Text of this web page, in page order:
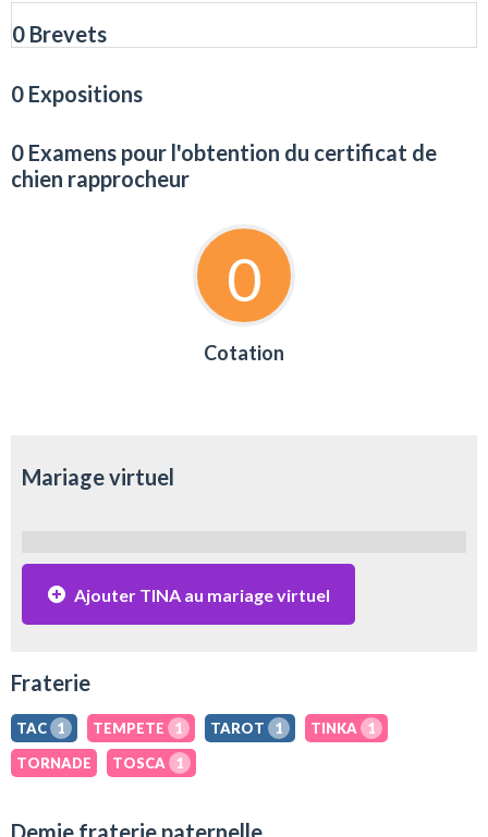
0 Brevets
0 Expositions
0 Examens pour l'obtention du certificat de
chien rapprocheur
0
Cotation
Mariage virtuel
Ajouter TINA au mariage virtuel
Fraterie
TAC 1 TEMPETE 1 TAROT 1 TINKA
1
TORNADE
TOSCA 1